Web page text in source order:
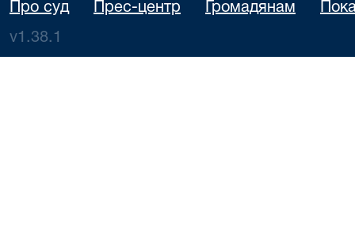
Про суд Прес-центр Громадянам
v1.38.1